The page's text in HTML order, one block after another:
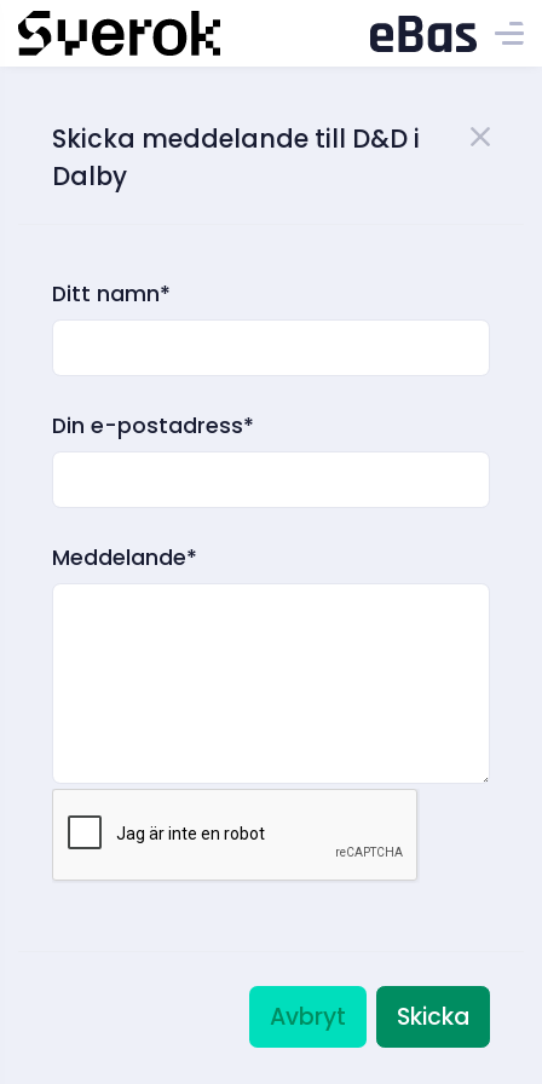
Skicka meddelande till D&D i
Dalby
Ditt namn*
Din e-postadress*
Meddelande*
Avbryt